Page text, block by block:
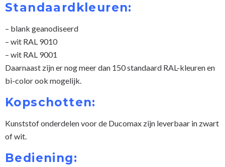
Standaardkleuren:
– blank geanodiseerd
– wit RAL 9010
– wit RAL 9001
Daarnaast zijn er nog meer dan 150 standaard RAL-kleuren en
bi-color ook mogelijk.
Kopschotten:
Kunststof onderdelen voor de Ducomax zijn leverbaar in zwart
of wit.
Bediening: